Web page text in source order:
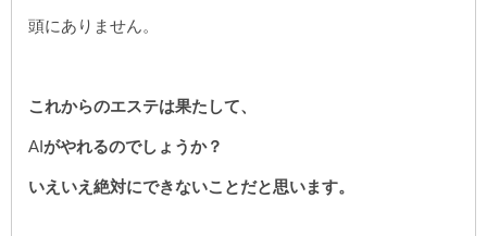
頭にありません。
これからのエステは果たして、
AIがやれるのでしょうか？
いえいえ絶対にできないことだと思います。